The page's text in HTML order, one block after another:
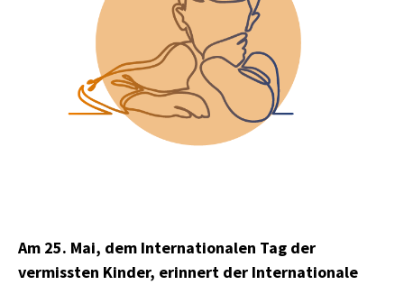
Am 25. Mai, dem Internationalen Tag der
vermissten Kinder, erinnert der Internationale